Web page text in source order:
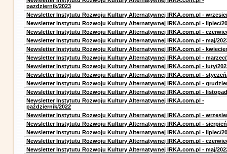
pazdziernik/2023
Newsletter Instytutu Rozwoju Kultury Alternatywnej IRKA.com.pl -
Newsletter Instytutu Rozwoju Kultury Alternatywnej IRKA.com.pl - lipiec/
Newsletter Instytutu Rozwoju Kultury Alternatywnej IRKA.com.pl -
Newsletter Instytutu Rozwoju Kultury Alternatywnej IRKA.com.pl - maj/
Newsletter Instytutu Rozwoju Kultury Alternatywnej IRKA.com.pl -
Newsletter Instytutu Rozwoju Kultury Alternatywnej IRKA.com.pl - marzec/
Newsletter Instytutu Rozwoju Kultury Alternatywnej IRKA.com.pl - luty/
Newsletter Instytutu Rozwoju Kultury Alternatywnej IRKA.com.pl -
Newsletter Instytutu Rozwoju Kultury Alternatywnej IRKA.com.pl -
Newsletter Instytutu Rozwoju Kultury Alternatywnej IRKA.com.pl -
Newsletter Instytutu Rozwoju Kultury Alternatywnej IRKA.com.pl -
październik/2022
Newsletter Instytutu Rozwoju Kultury Alternatywnej IRKA.com.pl -
Newsletter Instytutu Rozwoju Kultury Alternatywnej IRKA.com.pl -
Newsletter Instytutu Rozwoju Kultury Alternatywnej IRKA.com.pl - lipiec/
Newsletter Instytutu Rozwoju Kultury Alternatywnej IRKA.com.pl -
Newsletter Instytutu Rozwoju Kultury Alternatywnej IRKA.com.pl - maj/